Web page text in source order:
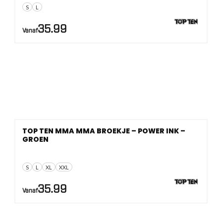
S L
Vanaf35.99
S L XL XXL
TOP TEN MMA MMA BROEKJE – POWER INK –
GROEN
Vanaf35.99